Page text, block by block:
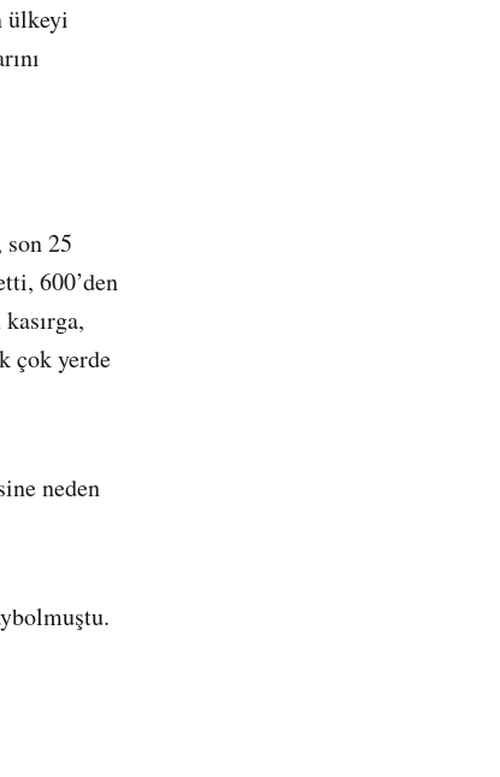
ülkeyi
son 25
600’den
çok yerde
neden